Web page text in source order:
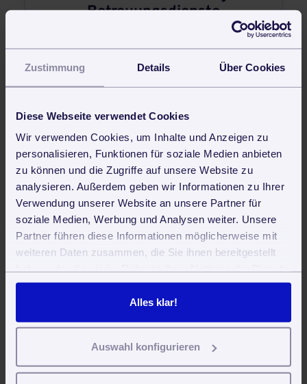
Zustimmung Details Über Cookies
Diese Webseite verwendet Cookies
Wir verwenden Cookies, um Inhalte und Anzeigen zu
personalisieren, Funktionen für soziale Medien anbieten
zu können und die Zugriffe auf unsere Website zu
analysieren. Außerdem geben wir Informationen zu Ihrer
Verwendung unserer Website an unsere Partner für
soziale Medien, Werbung und Analysen weiter. Unsere
Partner führen diese Informationen möglicherweise mit
weiteren Daten zusammen, die Sie ihnen bereitgestellt
gesammelt haben. Sie geben Einwilligung zu unseren
Cookies, wenn Sie unsere Webseite weiterhin nutzen.
Alles klar!
Auswahl konfigurieren
Betreuungsdienste
30 Tage kostenlos und unverbindlich testen und sofort
produktiv arbeiten
Jetzt kostenlos testen
Neueste Beiträge